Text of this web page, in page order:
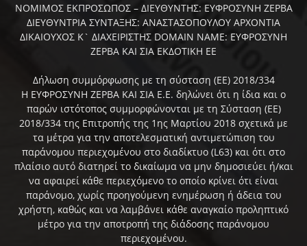
ΝΟΜΙΜΟΣ ΕΚΠΡΟΣΩΠΟΣ – ΔΙΕΥΘΥΝΤΗΣ: ΕΥΦΡΟΣΥΝΗ ΖΕΡΒΑ
ΔΙΕΥΘΥΝΤΡΙΑ ΣΥΝΤΑΞΗΣ: ΑΝΑΣΤΑΣΟΠΟΥΛΟΥ ΑΡΧΟΝΤΙΑ
ΔΙΚΑΙΟΥΧΟΣ Κ` ΔΙΑΧΕΙΡΙΣΤΗΣ DOMAIN NAME: ΕΥΦΡΟΣΥΝΗ
ΖΕΡΒΑ ΚΑΙ ΣΙΑ ΕΚΔΟΤΙΚΗ ΕΕ
Δήλωση συμμόρφωσης με τη σύσταση (ΕΕ) 2018/334
Η ΕΥΦΡΟΣΥΝΗ ΖΕΡΒΑ ΚΑΙ ΣΙΑ Ε.Ε. δηλώνει ότι η ίδια και ο
παρών ιστότοπος συμμορφώνονται με τη Σύσταση (ΕΕ)
2018/334 της Επιτροπής της 1ης Μαρτίου 2018 σχετικά με
τα μέτρα για την αποτελεσματική αντιμετώπιση του
παράνομου περιεχομένου στο διαδίκτυο (L63) και ότι στο
πλαίσιο αυτό διατηρεί το δικαίωμα να μην δημοσιεύει ή/και
να αφαιρεί κάθε περιεχόμενο το οποίο κρίνει ότι είναι
παράνομο, χωρίς προηγούμενη ενημέρωση ή άδεια του
χρήστη, καθώς και να λαμβάνει κάθε αναγκαίο προληπτικό
μέτρο για την αποτροπή της διάδοσης παράνομου
περιεχομένου.